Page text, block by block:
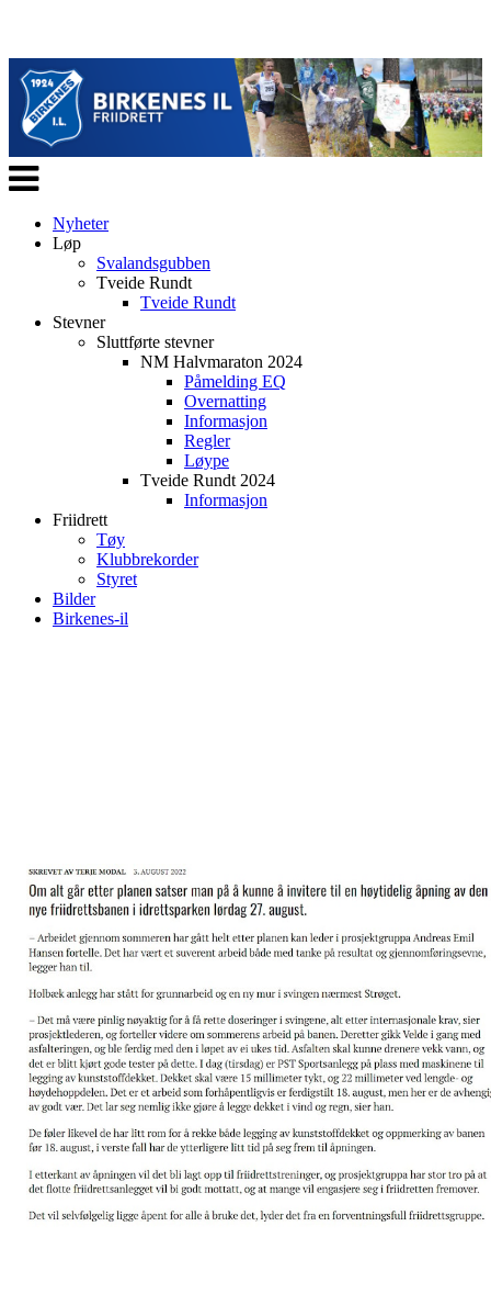
Veksle
navigasjon
Nyheter
Løp
Svalandsgubben
Tveide Rundt
Tveide Rundt
Stevner
Sluttførte stevner
NM Halvmaraton 2024
Påmelding EQ
Overnatting
Informasjon
Regler
Løype
Tveide Rundt 2024
Informasjon
Friidrett
Tøy
Klubbrekorder
Styret
Bilder
Birkenes-il